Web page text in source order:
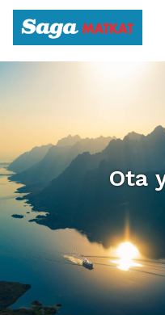
Etusivulle
Ota